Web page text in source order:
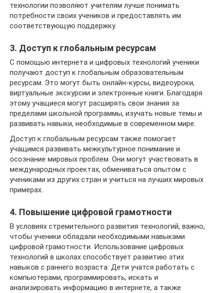
технологии позволяют учителям лучше понимать
потребности своих учеников и предоставлять им
соответствующую поддержку.
3. Доступ к глобальным ресурсам
С помощью интернета и цифровых технологий ученики
получают доступ к глобальным образовательным
ресурсам. Это могут быть онлайн-курсы, видеоуроки,
виртуальные экскурсии и электронные книги. Благодаря
этому учащиеся могут расширять свои знания за
пределами школьной программы, изучать новые темы и
развивать навыки, необходимые в современном мире.
Доступ к глобальным ресурсам также помогает
учащимся развивать межкультурное понимание и
осознание мировых проблем. Они могут участвовать в
международных проектах, обмениваться опытом с
учениками из других стран и учиться на лучших мировых
примерах.
4. Повышение цифровой грамотности
В условиях стремительного развития технологий, важно,
чтобы ученики обладали необходимыми навыками
цифровой грамотности. Использование цифровых
технологий в школах способствует развитию этих
навыков с раннего возраста. Дети учатся работать с
компьютерами, программировать, искать и
анализировать информацию в интернете, а также